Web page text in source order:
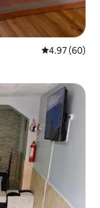
평점 4.97점(5
4.97 (60)